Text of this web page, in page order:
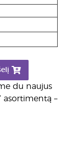
du naujus
asortimentą –